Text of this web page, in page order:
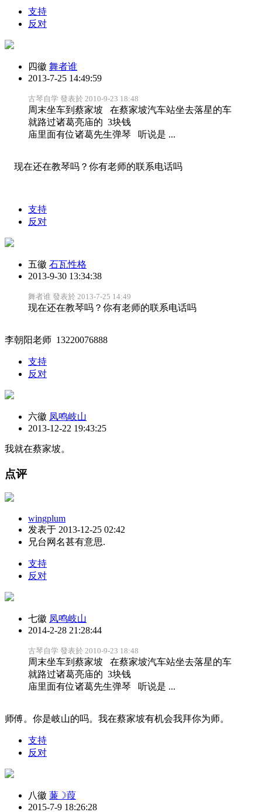
支持
反对
四徽 舞者谁
2013-7-25 14:49:59
古琴自学 發表於 2010-9-23 18:48
周末坐车到蔡家坡 在蔡家坡汽车站坐去落星的车
就路过诸葛亮庙的 3块钱
庙里面有位诸葛先生弹琴 听说是 ...
现在还在教琴吗？你有老师的联系电话吗
支持
反对
五徽 石瓦性格
2013-9-30 13:34:38
舞者谁 發表於 2013-7-25 14:49
现在还在教琴吗？你有老师的联系电话吗
李朝阳老师 13220076888
支持
反对
六徽 凤鸣岐山
2013-12-22 19:43:25
我就在蔡家坡。
点评
wingplum
发表于 2013-12-25 02:42
兄台网名甚有意思.
支持
反对
七徽 凤鸣岐山
2014-2-28 21:28:44
古琴自学 發表於 2010-9-23 18:48
周末坐车到蔡家坡 在蔡家坡汽车站坐去落星的车
就路过诸葛亮庙的 3块钱
庙里面有位诸葛先生弹琴 听说是 ...
师傅。你是岐山的吗。我在蔡家坡有机会我拜你为师。
支持
反对
八徽 蒹☽葭
2015-7-9 18:26:28